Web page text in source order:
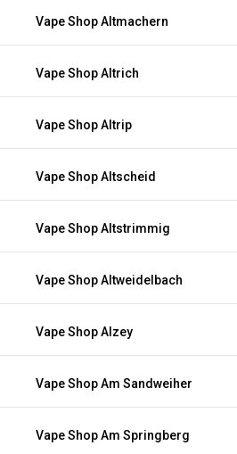
Vape Shop Altmachern
Vape Shop Altrich
Vape Shop Altrip
Vape Shop Altscheid
Vape Shop Altstrimmig
Vape Shop Altweidelbach
Vape Shop Alzey
Vape Shop Am Sandweiher
Vape Shop Am Springberg